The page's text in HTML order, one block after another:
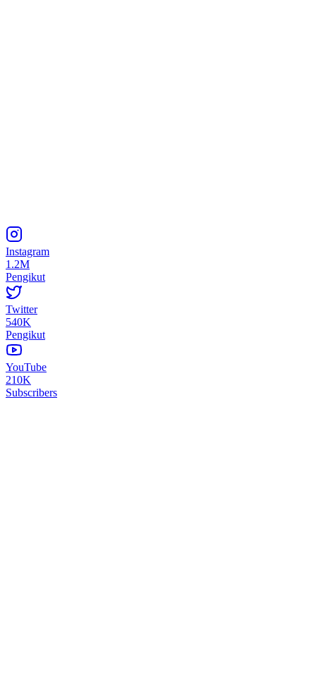
Instagram
1.2M
Pengikut
Twitter
540K
Pengikut
YouTube
210K
Subscribers